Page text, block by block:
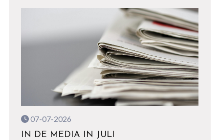
07-07-2026
IN DE MEDIA IN JULI